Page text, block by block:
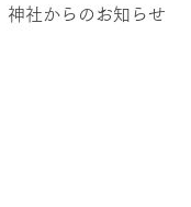
神社からのお知らせ